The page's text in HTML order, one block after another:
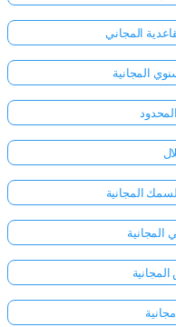
المجاني
المجانية
المجانية